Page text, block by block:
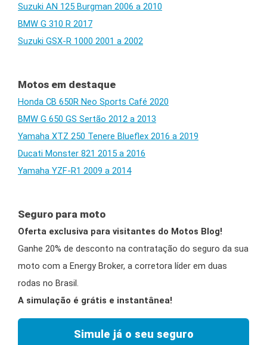
Suzuki AN 125 Burgman 2006 a 2010
BMW G 310 R 2017
Suzuki GSX-R 1000 2001 a 2002
Motos em destaque
Honda CB 650R Neo Sports Café 2020
BMW G 650 GS Sertão 2012 a 2013
Yamaha XTZ 250 Tenere Blueflex 2016 a 2019
Ducati Monster 821 2015 a 2016
Yamaha YZF-R1 2009 a 2014
Seguro para moto
Oferta exclusiva para visitantes do Motos Blog!
Ganhe 20% de desconto na contratação do seguro da sua
moto com a Energy Broker, a corretora líder em duas
rodas no Brasil.
A simulação é grátis e instantânea!
Simule já o seu seguro